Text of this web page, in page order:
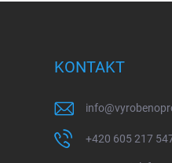
KONTAKT
info@
+420 605 217